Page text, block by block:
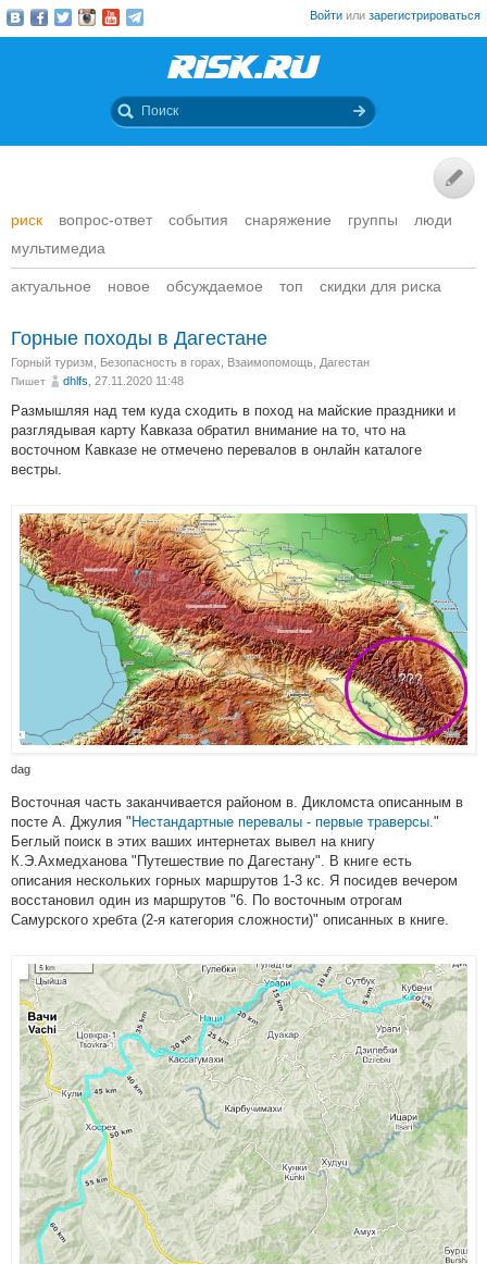
Войти или зарегистрироваться
риск вопрос-ответ события снаряжение группы
люди
мультимедиа
актуальное новое обсуждаемое топ скидки для риска
Горные походы в Дагестане
Горный туризм Безопасность в горах Взаимопомощь Дагестан
Пишет dhlfs , 27.11.2020 11:48
Размышляя над тем куда сходить в поход на майские праздники и
разглядывая карту Кавказа обратил внимание на то, что на
восточном Кавказе не отмечено перевалов в онлайн каталоге
вестры.
dag
Восточная часть заканчивается районом в. Дикломста описанным в
посте А. Джулия " Нестандартные перевалы - первые траверсы."
Беглый поиск в этих ваших интернетах вывел на книгу
К.Э.Ахмедханова "Путешествие по Дагестану". В книге есть
описания нескольких горных маршрутов 1-3 кс. Я посидев вечером
восстановил один из маршрутов "6. По восточным отрогам
Самурского хребта (2-я категория сложности)" описанных в книге.